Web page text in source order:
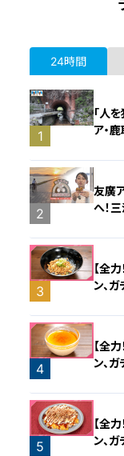
24時間
1
「人
ア・
2
友廣
へ！
3
【全
ン、
4
【全
ン、
5
【全
ン、